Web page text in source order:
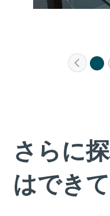
さらに
はでき